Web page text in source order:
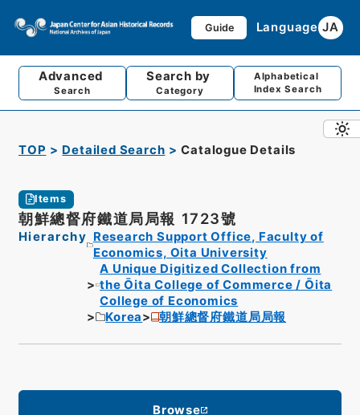
Guide Language JA
Advanced
Search
Search by
Category
Alphabetical
Index Search
TOP Detailed Search Catalogue Details
Items
朝鮮總督府鐵道局局報 1723號
Hierarchy Research Support Office, Faculty of
Economics, Oita University
A Unique Digitized Collection from
the Ōita College of Commerce / Ōita
College of Economics
Korea
朝鮮總督府鐵道局局報
Browse